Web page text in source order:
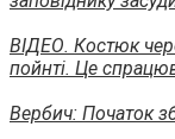
ВІДЕО. Костюк
пойнті. Це
Вербич: Початок